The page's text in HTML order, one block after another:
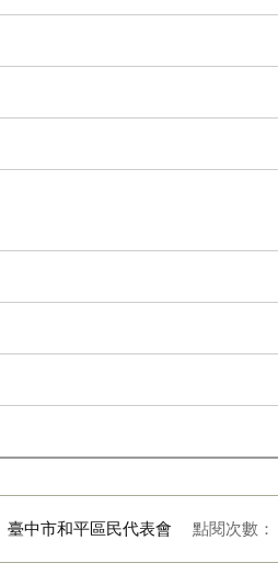
臺中市和平區民代表會 點閱次數：